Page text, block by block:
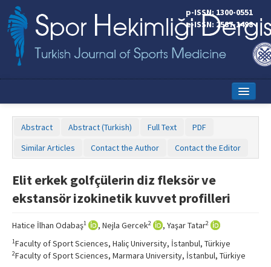
p-ISSN: 1300-0551
e-ISSN: 2587-1498
Online First
Aims and Scope
Instructions to Authors
Copyright Transfer Form
Abstract Abstract (Turkish) Full Text
PDF
Similar Articles
Contact the Author Contact the Editor
Elit erkek golfçülerin diz fleksör ve
ekstansör izokinetik kuvvet profilleri
Hatice İlhan Odabaş1 , Nejla Gercek2 , Yaşar Tatar2
1Faculty of Sport Sciences, Haliç University, İstanbul, Türkiye
2Faculty of Sport Sciences, Marmara University, İstanbul, Türkiye